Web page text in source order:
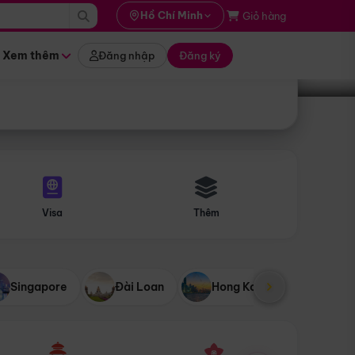
Hồ Chí Minh Giỏ hàng
Xem thêm Đăng nhập Đăng ký
Tìm tour
Visa Thêm
Singapore Đài Loan Hong Kong